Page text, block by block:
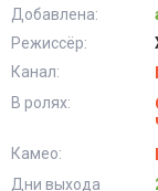
Добавлена:
Режиссёр:
Канал:
В ролях:
Камео:
Дни выхода